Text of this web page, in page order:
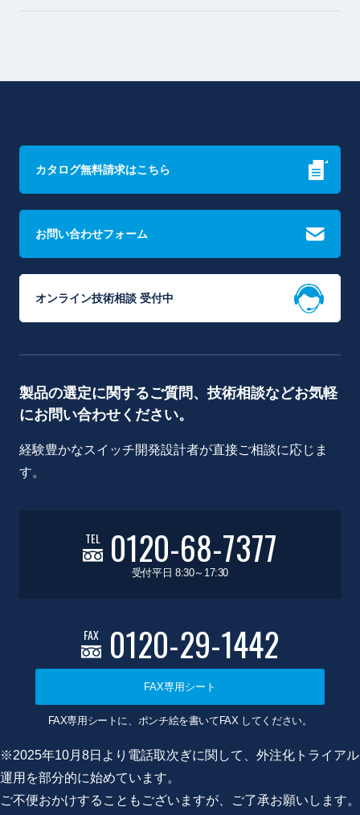
カタログ無料請求はこちら
お問い合わせフォーム
オンライン技術相談 受付中
製品の選定に関するご質問、技術相談などお気軽
にお問い合わせください。
経験豊かなスイッチ開発設計者が直接ご相談に応じま
す。
TEL 0120-68-7377
受付平日 8:30～17:30
FAX 0120-29-1442
FAX専用シート
FAX専用シートに、ポンチ絵を書いてFAX してください。
※2025年10月8日より電話取次ぎに関して、外注化トライアル
運用を部分的に始めています。
ご不便おかけすることもございますが、ご了承お願いします。